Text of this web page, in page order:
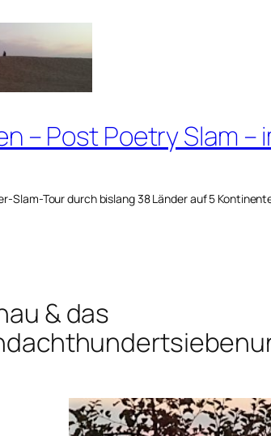
– Post Poetry Slam
Slam-Tour durch bislang 38 Länder auf 5
& das